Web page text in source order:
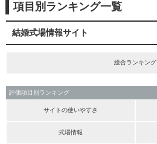
項目別ランキング一覧
結婚式場情報サイト
総合ランキング
評価項目別ランキング
サイトの使いやすさ
式場情報